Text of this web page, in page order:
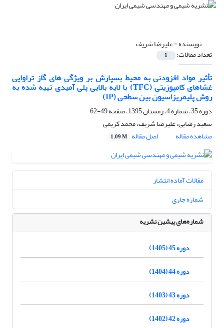
نویسنده =علیرضا شریف
تعداد مقالات: 1
تأثیر مواد افزودنی به محیط بسپارش بر ویژگی های گاز تراوایی
غشاهای کامپوزیتی (TFC) با لایه بالایی پلی آمیدی تهیه شده به
روش پلیمریزاسیون بین سطحی (IP)
دوره 35، شماره 4، زمستان 1395، صفحه
49-62
سعید رضایی، علیرضا شریف، محمد کریمی
مشاهده مقاله
اصل مقاله 1.09 M
مقالات آماده انتشار
شماره جاری
شماره‌های پیشین نشریه
دوره 45 (1405)
دوره 44 (1404)
دوره 43 (1403)
دوره 42 (1402)